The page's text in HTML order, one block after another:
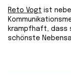
Reto Vogt ist
krampfhaft, dass
schönste